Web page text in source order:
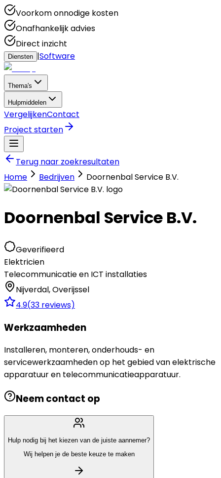
Voorkom onnodige kosten
Onafhankelijk advies
Direct inzicht
Diensten |Software
Thema's
Hulpmiddelen
VergelijkenContact
Project starten
Terug naar zoekresultaten
Home
Bedrijven Doornenbal Service B.V.
Doornenbal Service B.V.
Geverifieerd
Elektricien
Telecommunicatie en ICT installaties
Nijverdal,Overijssel
4.9(33 reviews)
Werkzaamheden
Installeren, monteren, onderhouds- en
servicewerkzaamheden op het gebied van elektrische
apparatuur en telecommunicatieapparatuur.
Neem contact op
Hulp nodig bij het kiezen van de juiste aannemer?
Wij helpen je de beste keuze te maken